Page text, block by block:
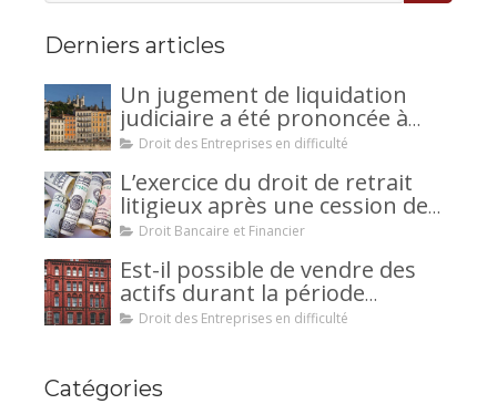
Derniers articles
Un jugement de liquidation
judiciaire a été prononcée à
votre encontre : comment
Droit des Entreprises en difficulté
L’exercice du droit de retrait
litigieux après une cession de
créance : un mécanisme
la caution.
Droit Bancaire et Financier
Est-il possible de vendre des
actifs durant la période
d’observation d’un
Droit des Entreprises en difficulté
Catégories